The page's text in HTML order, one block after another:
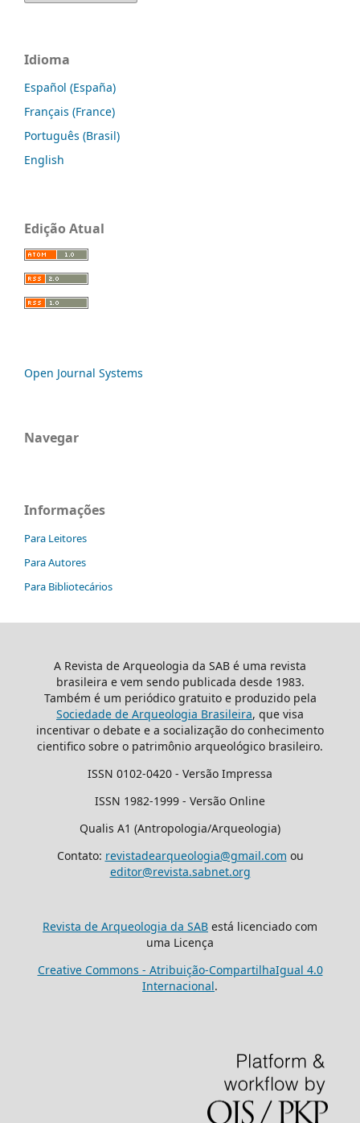
Idioma
Español (España)
Français (France)
Português (Brasil)
English
Edição Atual
Open Journal Systems
Navegar
Informações
Para Leitores
Para Autores
Para Bibliotecários
A Revista de Arqueologia da SAB é uma revista
brasileira e vem sendo publicada desde 1983.
Também é um periódico gratuito e produzido pela
Sociedade de Arqueologia Brasileira, que visa
incentivar o debate e a socialização do conhecimento
cientifico sobre o patrimônio arqueológico brasileiro.
ISSN 0102-0420 - Versão Impressa
ISSN 1982-1999 - Versão Online
Qualis A1 (Antropologia/Arqueologia)
Contato: revistadearqueologia@gmail.com ou
editor@revista.sabnet.org
Revista de Arqueologia da SAB está licenciado com
uma Licença
Creative Commons - Atribuição-CompartilhaIgual 4.0
Internacional.